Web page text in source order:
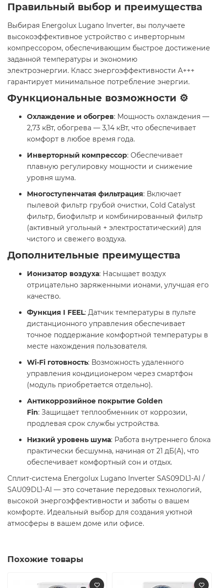
Правильный выбор и преимущества
Выбирая Energolux Lugano Inverter, вы получаете
высокоэффективное устройство с инверторным
компрессором, обеспечивающим быстрое достижение
заданной температуры и экономию
электроэнергии. Класс энергоэффективности A+++
гарантирует минимальное потребление энергии.​
Функциональные возможности ⚙️
Охлаждение и обогрев: Мощность охлаждения —
2,73 кВт, обогрева — 3,14 кВт, что обеспечивает
комфорт в любое время года.​
Инверторный компрессор: Обеспечивает
плавную регулировку мощности и снижение
уровня шума.​
Многоступенчатая фильтрация: Включает
пылевой фильтр грубой очистки, Cold Catalyst
фильтр, биофильтр и комбинированный фильтр
(активный угольный + электростатический) для
чистого и свежего воздуха.​
Дополнительные преимущества
Ионизатор воздуха: Насыщает воздух
отрицательно заряженными ионами, улучшая его
качество.​
Функция I FEEL: Датчик температуры в пульте
дистанционного управления обеспечивает
точное поддержание комфортной температуры в
месте нахождения пользователя.​
Wi-Fi готовность: Возможность удаленного
управления кондиционером через смартфон
(модуль приобретается отдельно).​
Антикоррозийное покрытие Golden
Fin: Защищает теплообменник от коррозии,
продлевая срок службы устройства.​
Низкий уровень шума: Работа внутреннего блока
практически бесшумна, начиная от 21 дБ(А), что
обеспечивает комфортный сон и отдых.​
Сплит-система Energolux Lugano Inverter SAS09DL1-AI /
SAU09DL1-AI — это сочетание передовых технологий,
высокой энергоэффективности и заботы о вашем
комфорте. Идеальный выбор для создания уютной
атмосферы в вашем доме или офисе.​
Похожие товары